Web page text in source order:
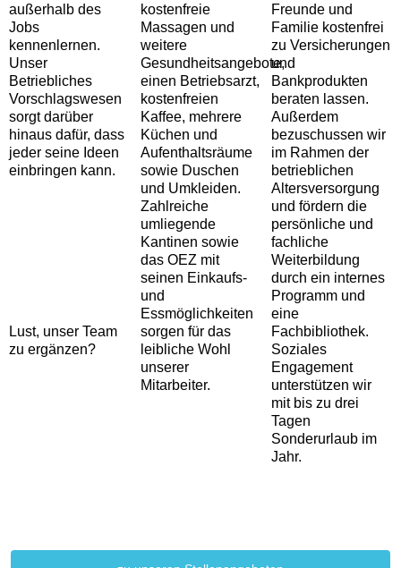
außerhalb des
Jobs
kennenlernen.
Unser
Betriebliches
Vorschlagswesen
sorgt darüber
hinaus dafür, dass
jeder seine Ideen
einbringen kann.
Lust, unser Team
zu ergänzen?
kostenfreie
Massagen und
weitere
Gesundheitsangebote,
einen Betriebsarzt,
kostenfreien
Kaffee, mehrere
Küchen und
Aufenthaltsräume
sowie Duschen
und Umkleiden.
Zahlreiche
umliegende
Kantinen sowie
das OEZ mit
seinen Einkaufs-
und
Essmöglichkeiten
sorgen für das
leibliche Wohl
unserer
Mitarbeiter.
Freunde und
Familie kostenfrei
zu Versicherungen
und
Bankprodukten
beraten lassen.
Außerdem
bezuschussen wir
im Rahmen der
betrieblichen
Altersversorgung
und fördern die
persönliche und
fachliche
Weiterbildung
durch ein internes
Programm und
eine
Fachbibliothek.
Soziales
Engagement
unterstützen wir
mit bis zu drei
Tagen
Sonderurlaub im
Jahr.